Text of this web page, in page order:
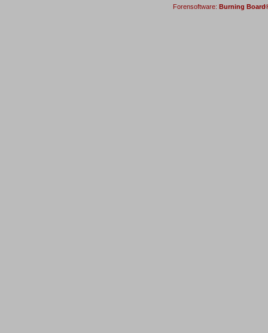
Forensoftware: Burning